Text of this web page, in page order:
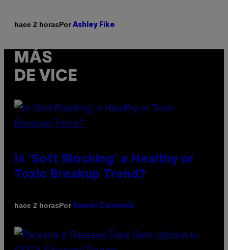
hace 2 horasPor Ashley Fike
MÁS
DE VICE
Is ‘Soft Blocking’ a Healthy or
Toxic Breakup Trend?
hace 2 horasPor Sammi Caramela